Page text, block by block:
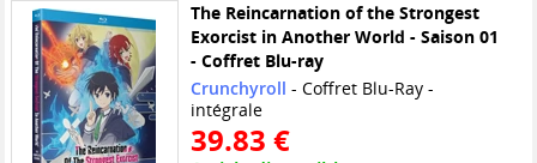
The Reincarnation of the Strongest
Exorcist in Another World - Saison 01
- Coffret Blu-ray
Crunchyroll - Coffret Blu-Ray -
intégrale
39.83 €